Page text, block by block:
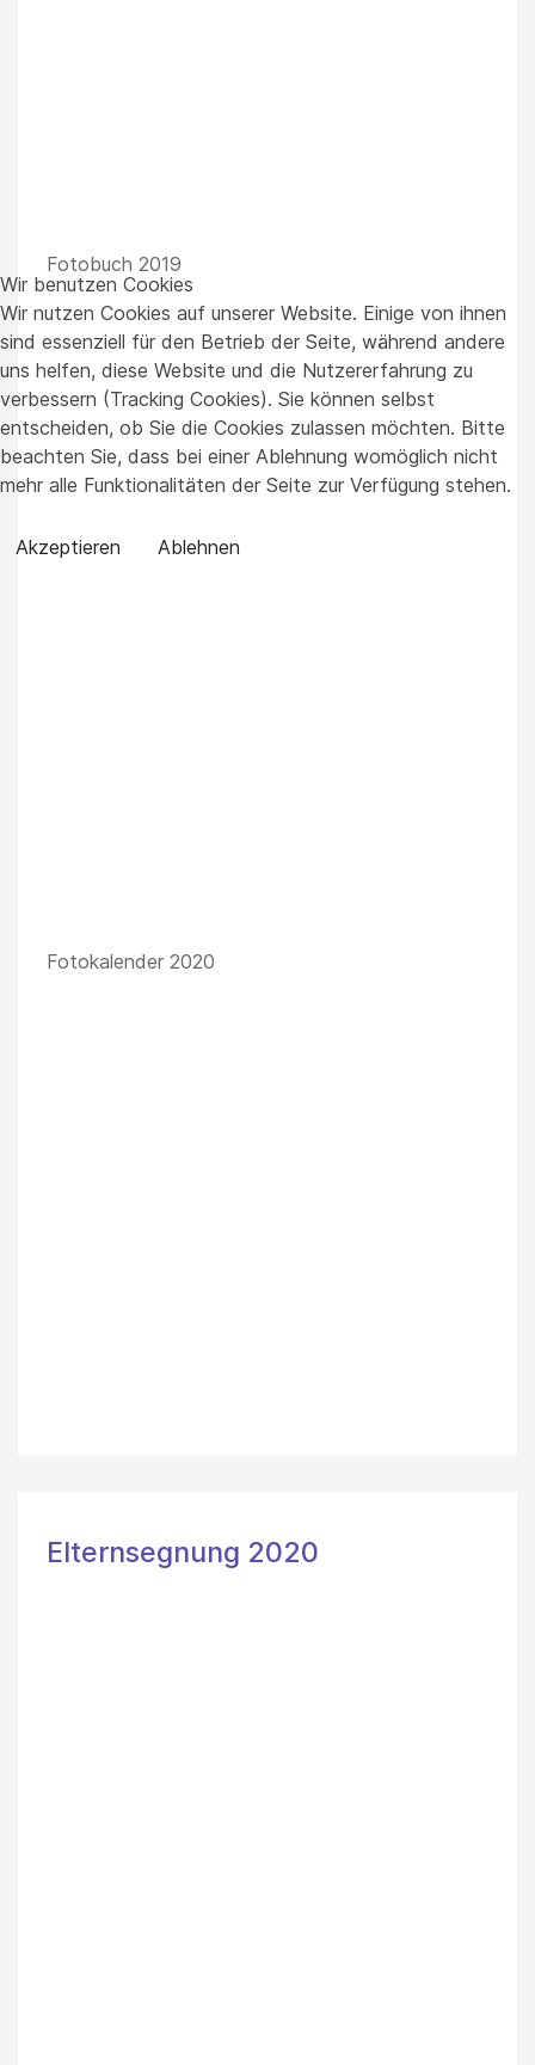
Fotobuch 2019
Fotokalender 2020
Elternsegnung 2020
Wir benutzen Cookies
Wir nutzen Cookies auf unserer Website. Einige von ihnen
sind essenziell für den Betrieb der Seite, während andere
uns helfen, diese Website und die Nutzererfahrung zu
verbessern (Tracking Cookies). Sie können selbst
entscheiden, ob Sie die Cookies zulassen möchten. Bitte
beachten Sie, dass bei einer Ablehnung womöglich nicht
mehr alle Funktionalitäten der Seite zur Verfügung stehen.
Akzeptieren Ablehnen